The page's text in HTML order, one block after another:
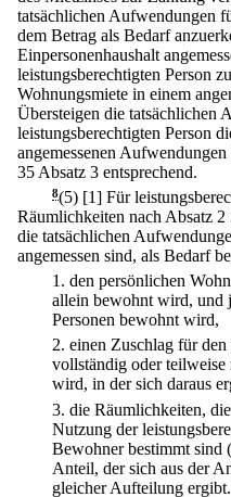
tatsächlichen Aufwendungen
dem Betrag als Bedarf
Einpersonenhaushalt
leistungsberechtigten Person
Wohnungsmiete in einem
Übersteigen die tatsächlichen
leistungsberechtigten Person
angemessenen
35 Absatz 3 entsprechend.
8(5) [1] Für
Räumlichkeiten nach Absatz
die tatsächlichen
angemessen sind, als Bedarf
1. den persönlichen
allein bewohnt wird, und
Personen bewohnt wird,
2. einen Zuschlag für
vollständig oder
wird, in der sich daraus
3. die Räumlichkeiten,
Nutzung der
Bewohner bestimmt sind
Anteil, der sich aus der
gleicher Aufteilung ergibt.